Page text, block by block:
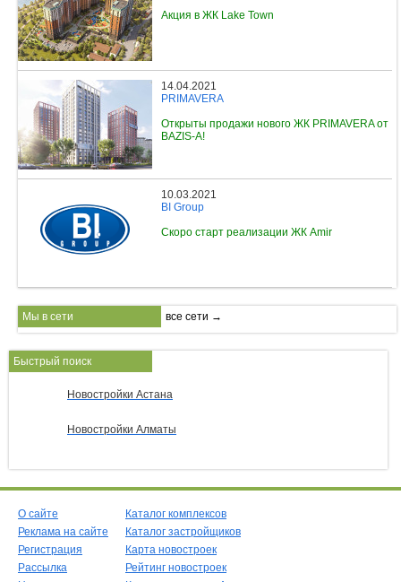
Акция в ЖК Lake Town
14.04.2021
PRIMAVERA
Открыты продажи нового ЖК PRIMAVERA от
BAZIS-A!
10.03.2021
BI Group
Скоро старт реализации ЖК Amir
Мы в сети все сети →
Быстрый поиск
Новостройки Астана
Новостройки Алматы
О сайте
Реклама на сайте
Регистрация
Рассылка
Каталог комплексов
Каталог застройщиков
Карта новостроек
Рейтинг новостроек